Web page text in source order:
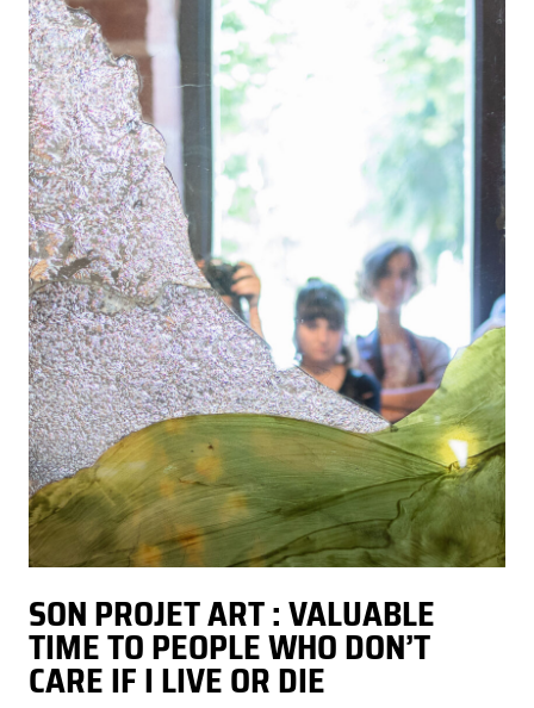
SON PROJET ART : VALUABLE
TIME TO PEOPLE WHO DON’T
CARE IF I LIVE OR DIE